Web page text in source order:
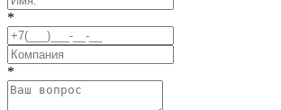
*
*